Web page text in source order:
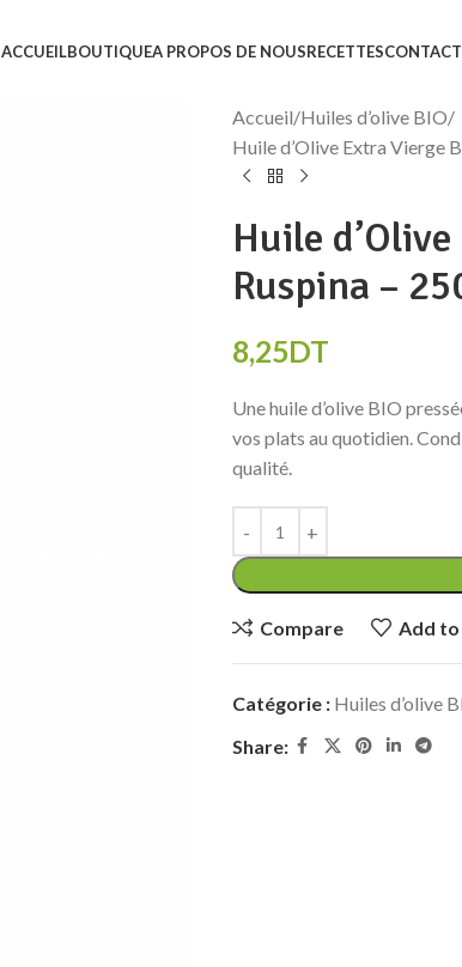
ACCUEILBOUTIQUEA PROPOS DE NOUSRECETTESCONTACT
Accueil Huiles d’olive BIO
Huile d’Olive Extra Vierge
Huile
Ruspina –
8,25DT
Une huile d’olive BIO
vos plats au quotidien.
qualité.
Compare Add
Catégorie : Huiles d’olive
Share: